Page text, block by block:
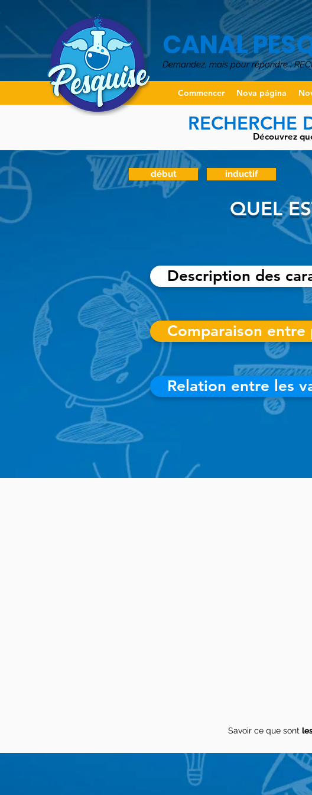
CANAL
Demandez, mais pour répondre :
Commencer Nova página
RECHERCHE
Découvrez
début inductif
QUEL
Relation entre les
Comparaison entre
Description des
Savoir ce que sont